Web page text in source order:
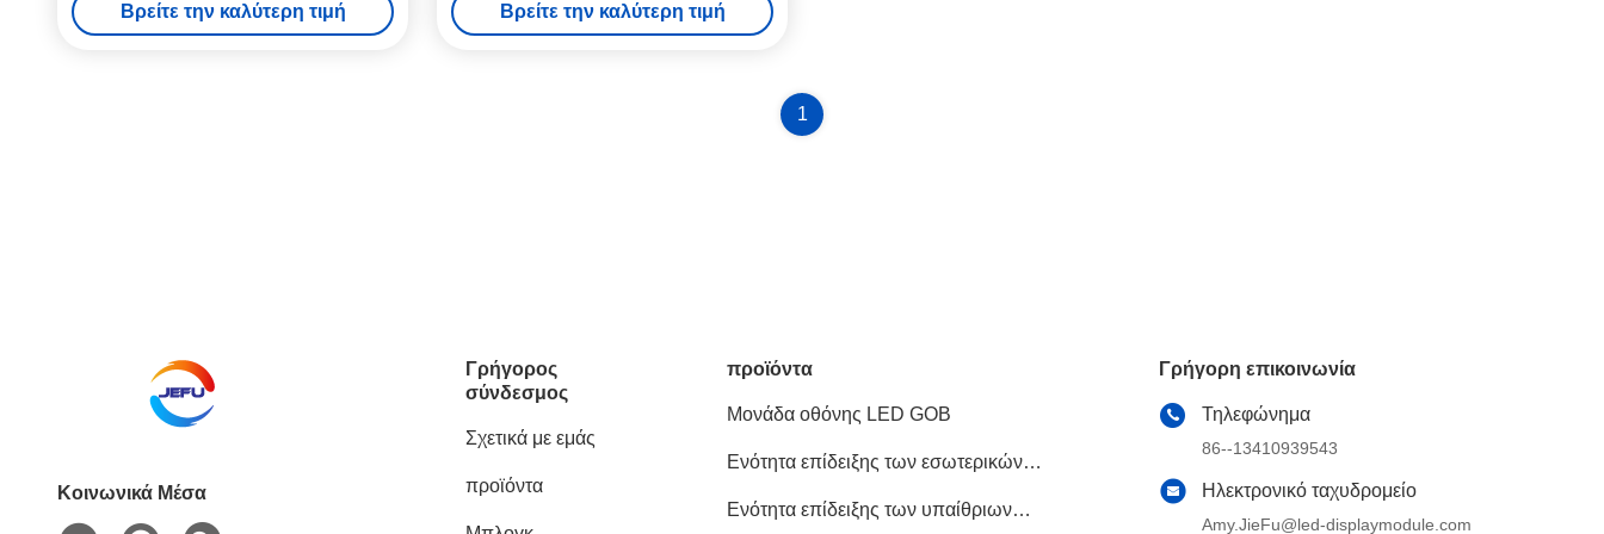
Βρείτε την καλύτερη τιμή
για υπαίθριες πεζοπορίες κατασκήνωσης
Βρείτε την καλύτερη τιμή
1
Κοινωνικά Μέσα
Γρήγορος
σύνδεσμος
Σχετικά με εμάς
προϊόντα
προϊόντα
Μονάδα οθόνης LED GOB
Ενότητα επίδειξης των εσωτερικών
Ενότητα επίδειξης των υπαίθριων
Γρήγορη επικοινωνία
Τηλεφώνημα
86--13410939543
Ηλεκτρονικό ταχυδρομείο
Amy.JieFu@led-displaymodule.com